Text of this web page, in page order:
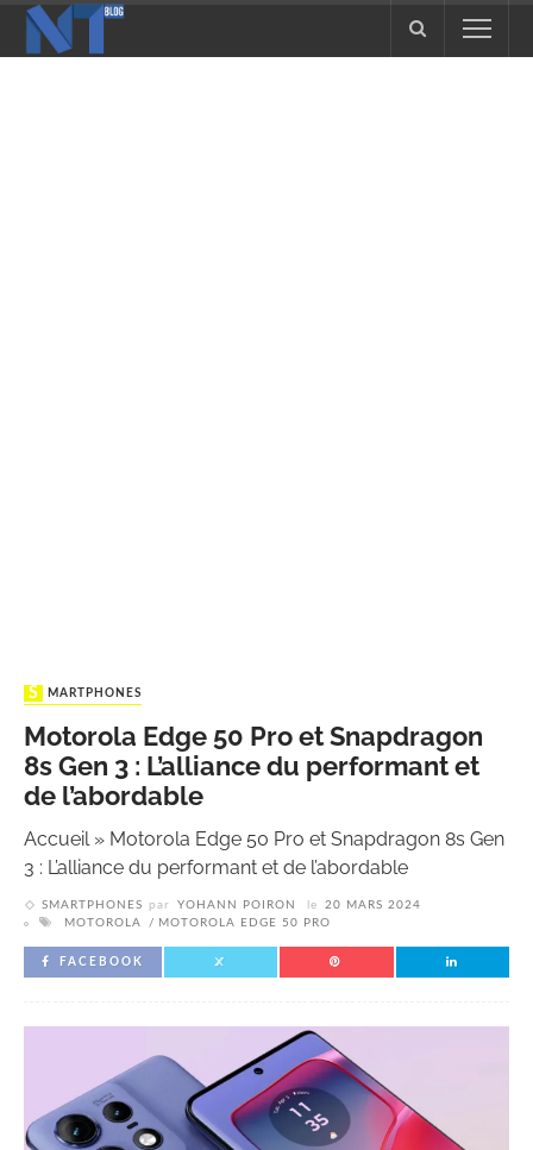
SMARTPHONES
Motorola Edge 50 Pro et Snapdragon
8s Gen 3 : L’alliance du performant et
de l’abordable
Accueil» Motorola Edge 50 Pro et Snapdragon 8s Gen
3 : L’alliance du performant et de l’abordable
SMARTPHONES par YOHANN POIRON le
20 MARS 2024
MOTOROLA
MOTOROLA EDGE 50 PRO
FACEBOOK